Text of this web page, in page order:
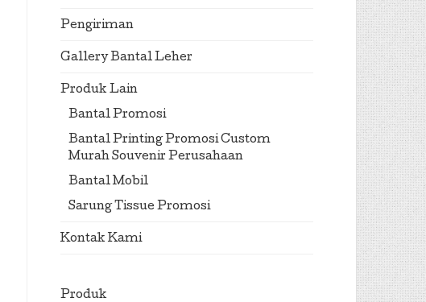
Pengiriman
Gallery Bantal Leher
Produk Lain
Bantal Promosi
Bantal Printing Promosi Custom
Murah Souvenir Perusahaan
Bantal Mobil
Sarung Tissue Promosi
Kontak Kami
Produk